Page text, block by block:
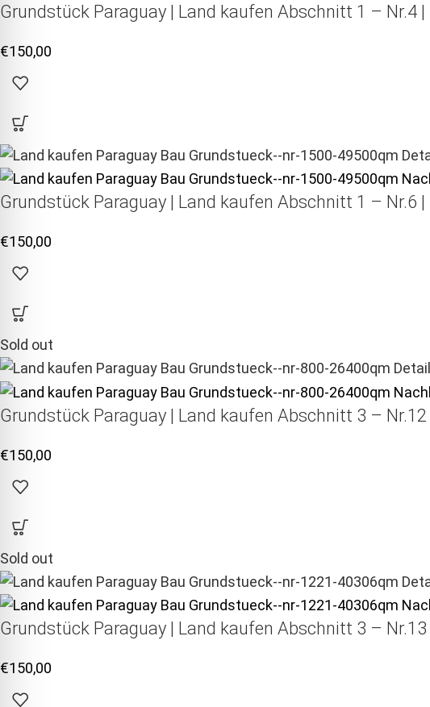
Grundstück Paraguay | Land kaufen Abschnitt 1 – Nr.4 |
€150,00
Grundstück Paraguay | Land kaufen Abschnitt 1 – Nr.6 |
€150,00
Sold out
Grundstück Paraguay | Land kaufen Abschnitt 3 – Nr.12
€150,00
Sold out
Grundstück Paraguay | Land kaufen Abschnitt 3 –
€150,00